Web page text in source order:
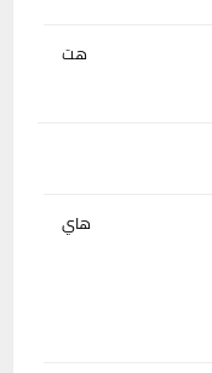
هت
هاي